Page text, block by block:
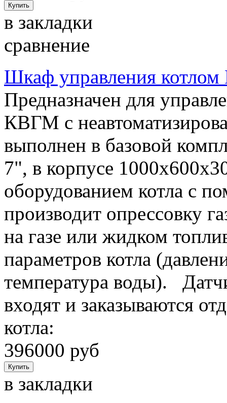
в закладки
сравнение
Шкаф управления
Предназначен для
КВГМ с
выполнен в базовой
7", в корпусе
оборудованием котла с
производит опрессовку
на газе или жидком
параметров котла
температура воды).
входят и заказываются
котла:
396000 руб
в закладки